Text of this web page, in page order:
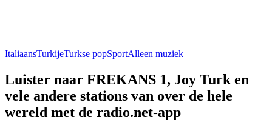
ItaliaansTurkijeTurkse popSportAlleen muziek
Luister naar FREKANS 1, Joy Turk en
vele andere stations van over de hele
wereld met de radio.net-app